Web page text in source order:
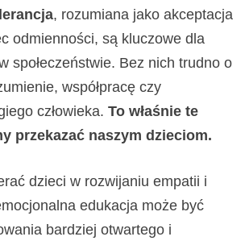
, rozumiana jako akceptacja
odmienności, są kluczowe dla
społeczeństwie. Bez nich trudno o
współpracę czy
człowieka.To właśnie te
przekazać naszym dzieciom.
dzieci w rozwijaniu empatii i
edukacja może być
bardziej otwartego i